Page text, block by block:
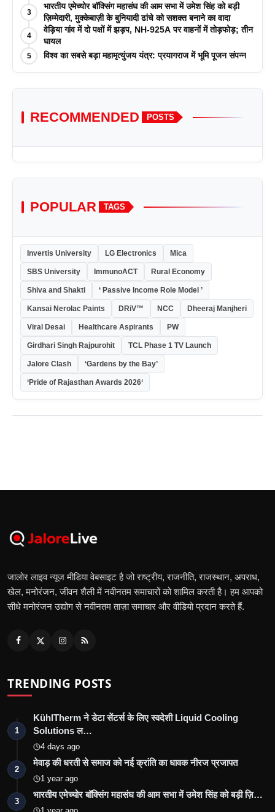
पत्रिकाओं में प्रकाशन रणनीतियों पर एक दिवसीय कार्यशाला का
आयोजन किया
3
भारतीय एमेच्योर बॉक्सिंग महासंघ की आम सभा में उमेश सिंह को बड़ी
ज़िम्मेदारी, मुक्केबाज़ी के बुनियादी ढांचे को सशक्त बनाने का वादा
4
वेड़िया गांव में दो पक्षों में झड़प, NH-925A पर वाहनों में तोड़फोड़; तीन
घायल
5 विश्व का सबसे बड़ा महामृत्युंजय यंत्र: प्रयागराज में भूमि पूजन संपन्न
RECOMMENDED POSTS
POPULAR TAGS
Invertis University LG Electronics Mica
SBS University ImmunoACT Rural Economy
Shiva and Shakti ‘ Passive Income Role Model ’
Kansai Nerolac Paints DRiV™ NCC Dheeraj Manjheri
Viral Desai Healthcare Aspirants PW
Girdhari Singh Rajpurohit TCL Phase 1 TV Launch
Jalore Clash ‘Gardens by the Bay’
‘Pride of Rajasthan Awards 2026‘
जालोर लाइव न्यूज मीडिया वेबसाइट है जो राष्ट्रीय, राजनीति, राजस्थान, अपराध,
खेल, मनोरंजन, जीवन शैली में नवीनतम समाचारों को शामिल करती है। हम आपको
सीधे मनोरंजन उद्योग से नवीनतम ताज़ा समाचार और वीडियो प्रदान करते हैं.
TRENDING POSTS
1
KühlTherm ने डेटा सेंटर्स के लिए स्वदेशी Liquid Cooling
Solutions ल…
4 days ago
2
मेवाड़ की धरती से समाज को नई क्रांति का धावक नीरज प्रजापत
1 year ago
3
भारतीय एमेच्योर बॉक्सिंग महासंघ की आम सभा में उमेश सिंह को बड़ी ज़ि…